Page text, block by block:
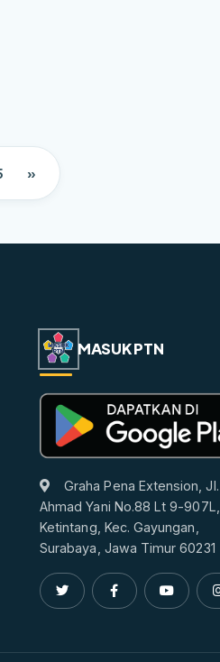
»
MASUK PTN
Graha Pena Extension, Jl.
Ahmad Yani No.88 Lt 9-907L,
Ketintang, Kec. Gayungan,
Surabaya, Jawa Timur 60231